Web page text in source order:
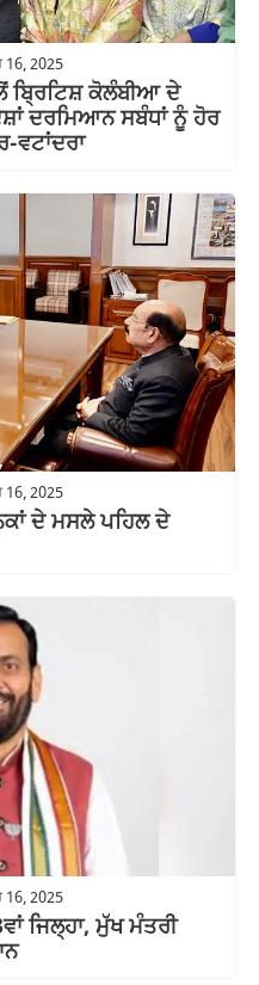
2025
ਬ੍ਰਿਟਿਸ਼ ਕੋਲੰਬੀਆ ਦੇ
ਦਰਮਿਆਨ ਸਬੰਧਾਂ ਨੂੰ ਹੋਰ
ਵਟਾਂਦਰਾ
2025
ਦੇ ਮਸਲੇ ਪਹਿਲ ਦੇ
2025
ਜਿਲ੍ਹਾ, ਮੁੱਖ ਮੰਤਰੀ